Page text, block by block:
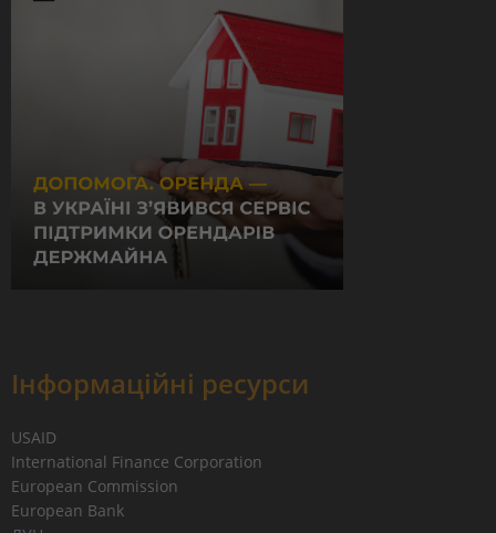
Інформаційні ресурси
USAID
International Finance Corporation
European Commission
European Bank